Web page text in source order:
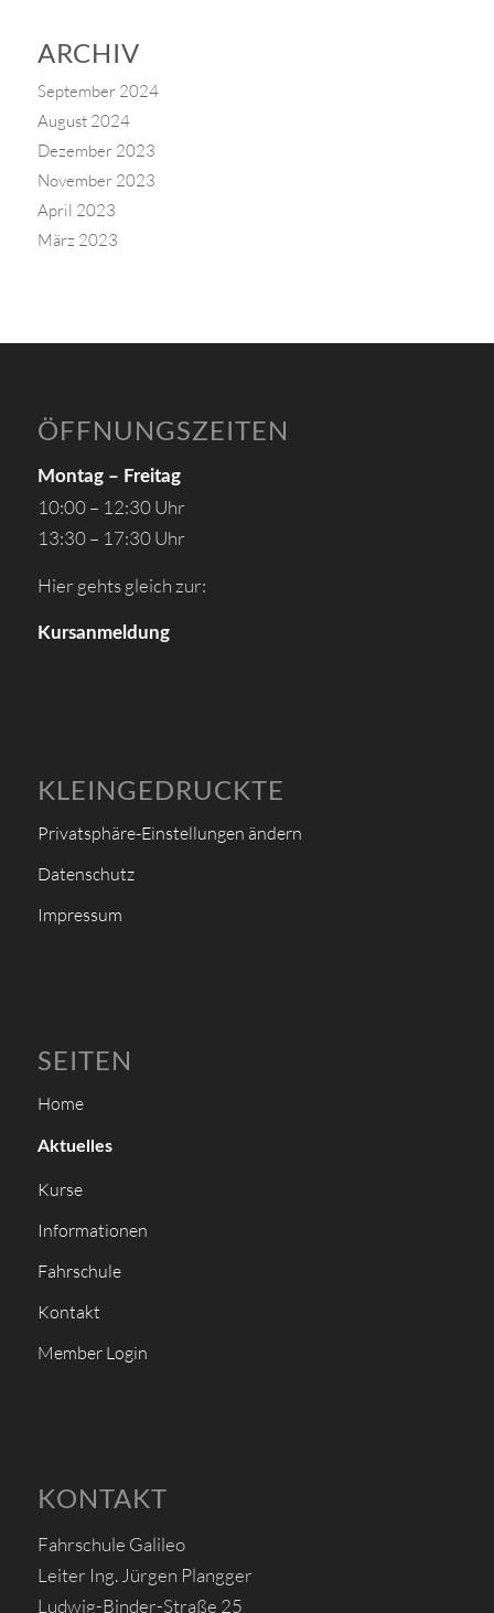
ARCHIV
September 2024
August 2024
Dezember 2023
November 2023
April 2023
März 2023
ÖFFNUNGSZEITEN
Montag – Freitag
10:00 – 12:30 Uhr
13:30 – 17:30 Uhr
Hier gehts gleich zur:
Kursanmeldung
KLEINGEDRUCKTE
Privatsphäre-Einstellungen ändern
Datenschutz
Impressum
SEITEN
Home
Aktuelles
Kurse
Informationen
Fahrschule
Kontakt
Member Login
KONTAKT
Fahrschule Galileo
Leiter Ing. Jürgen Plangger
Ludwig-Binder-Straße 25